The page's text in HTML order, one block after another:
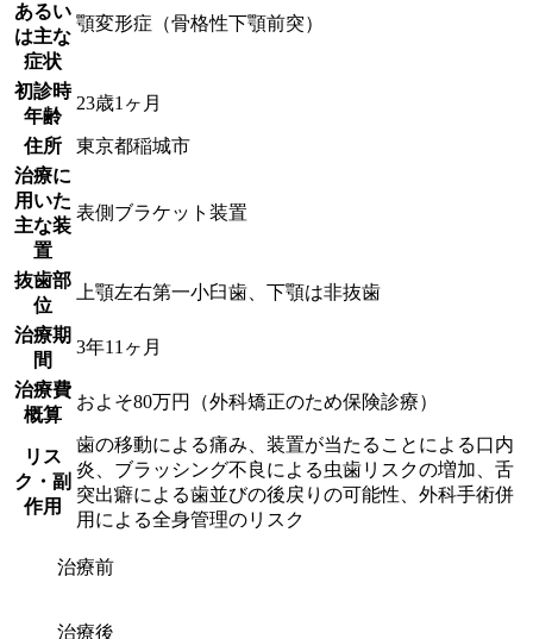
あるい
は主な
症状
顎変形症（骨格性下顎前突）
初診時
年齢
23歳1ヶ月
住所
東京都稲城市
治療に
用いた
主な装
置
表側ブラケット装置
抜歯部
位
上顎左右第一小臼歯、下顎は非抜歯
治療期
間
3年11ヶ月
治療費
概算
およそ80万円（外科矯正のため保険診療）
リス
ク・副
作用
歯の移動による痛み、装置が当たることによる口内
炎、ブラッシング不良による虫歯リスクの増加、舌
突出癖による歯並びの後戻りの可能性、外科手術併
用による全身管理のリスク
治療前
治療後